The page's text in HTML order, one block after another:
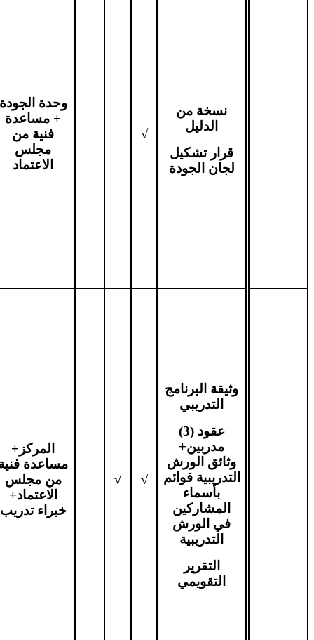
نسخة من
الدليل
قرار تشكيل
لجان الجودة
√
وحدة
+ مساعدة
فنية من
مجلس
الاعتماد
وثيقة البرنامج
التدريبي
عقود (3)
مدربين+
وثائق الورش
التدريبية قوائم
بأسماء
المشاركين
في الورش
التدريبية
التقرير
التقويمي
√
√
المركز+
مساعدة
من مجلس
الاعتماد+
خبراء تدريب